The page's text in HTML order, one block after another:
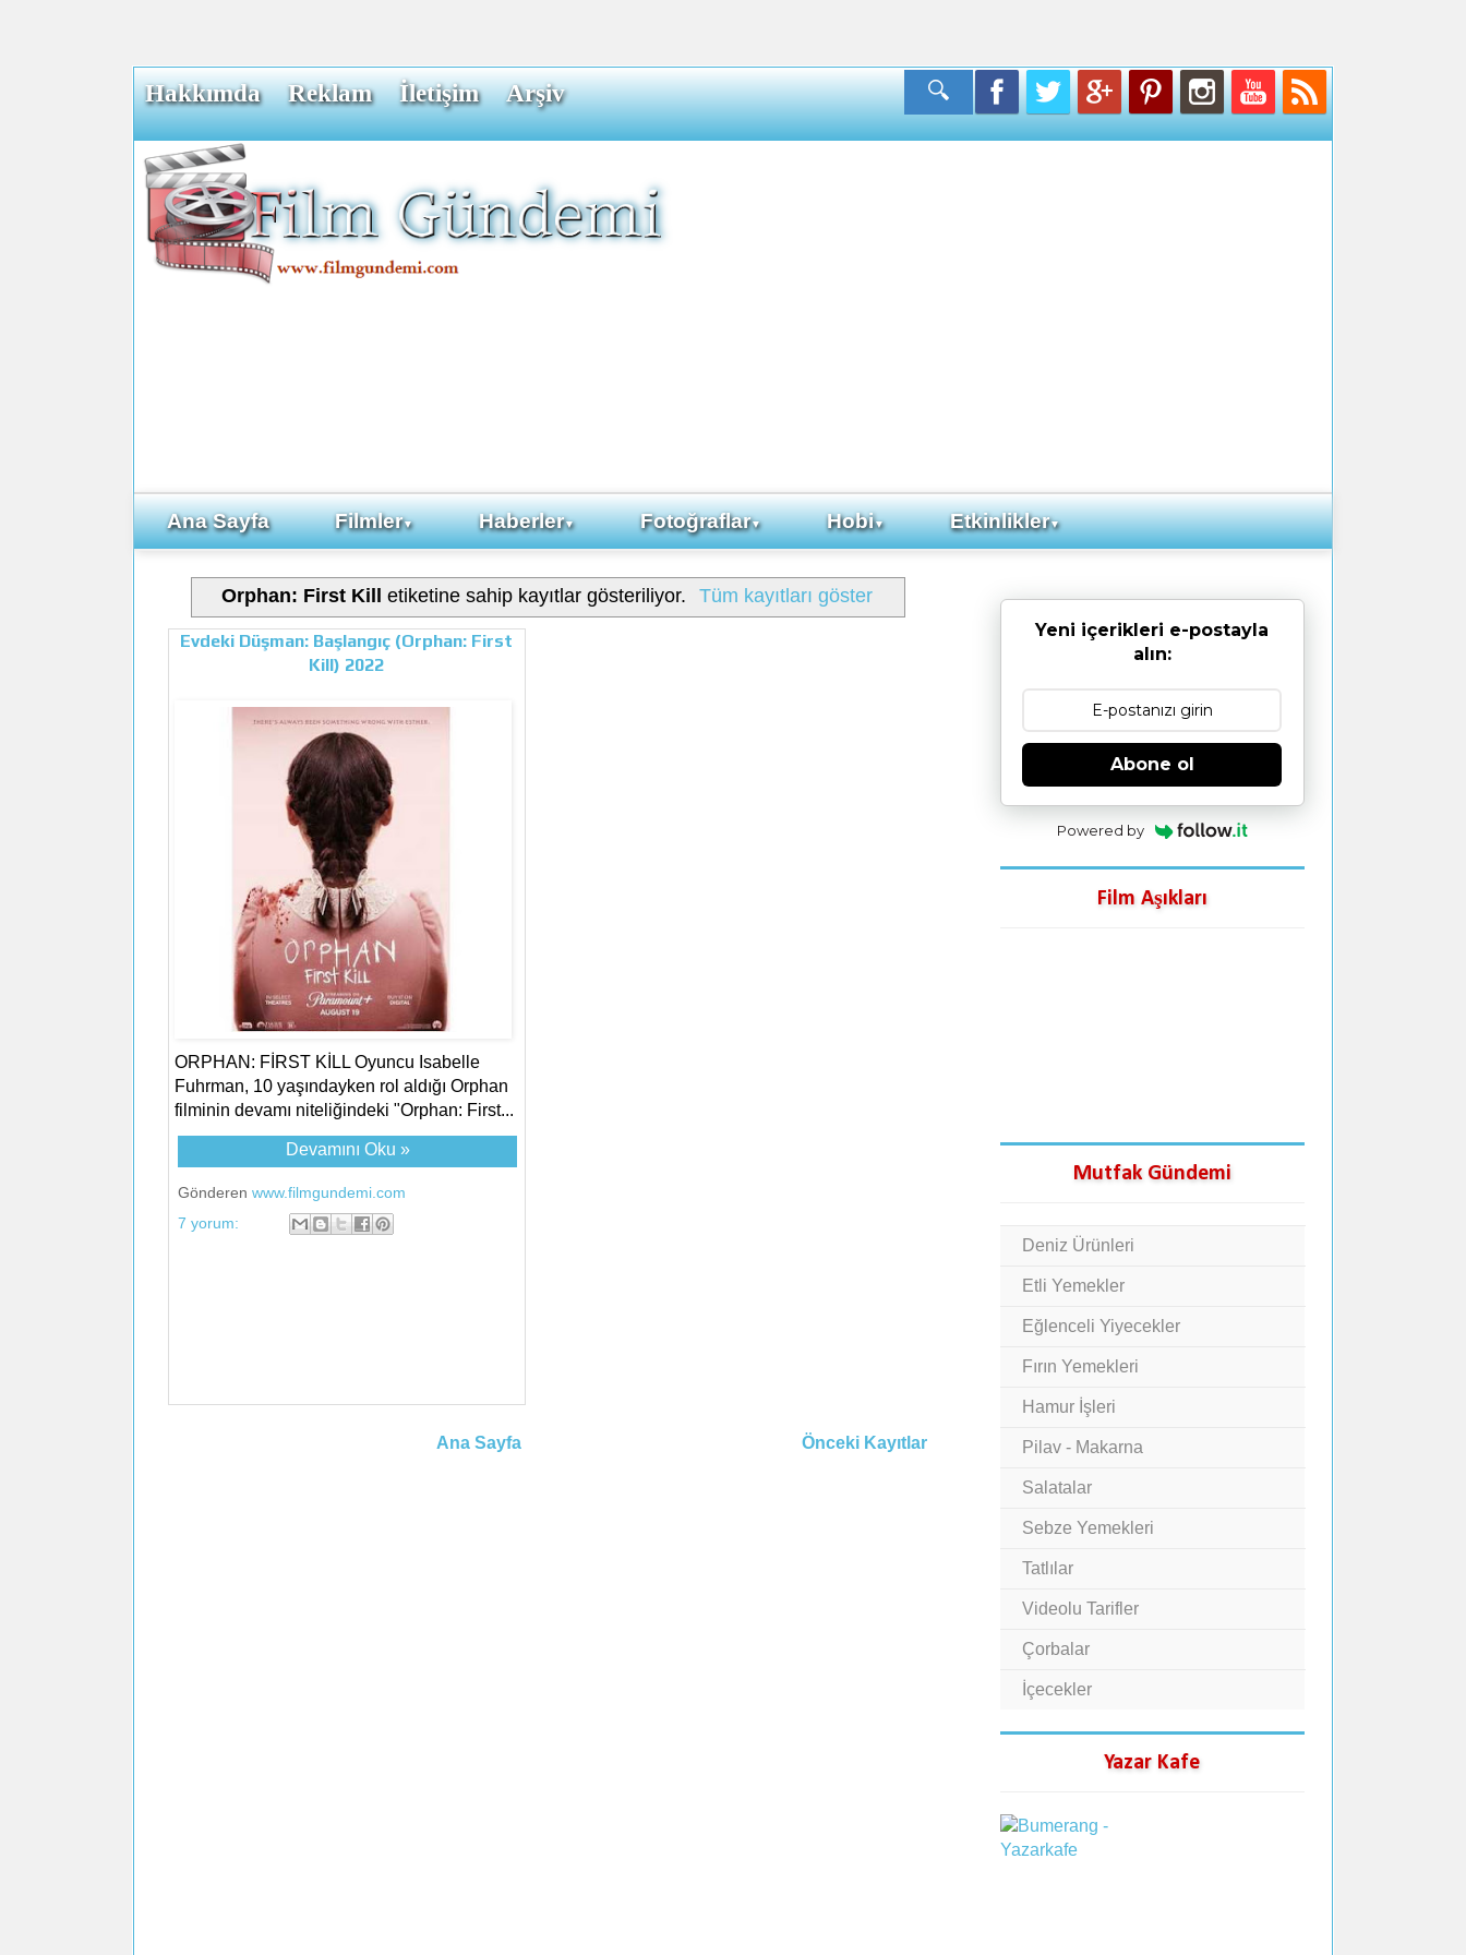
Hakkımda Reklam İletişim Arşiv
Ana Sayfa Filmler▼ Haberler▼ Fotoğraflar▼ Hobi▼ Etkinlikler▼
Orphan: First Kill etiketine sahip kayıtlar gösteriliyor. Tüm kayıtları göster
Evdeki Düşman: Başlangıç (Orphan: First
Kill) 2022
ORPHAN: FİRST KİLL Oyuncu Isabelle
Fuhrman, 10 yaşındayken rol aldığı Orphan
filminin devamı niteliğindeki "Orphan: First...
Devamını Oku »
Gönderen www.filmgundemi.com
7 yorum:
Önceki Kayıtlar
Ana Sayfa
Yeni içerikleri e-postayla
alın:
Abone ol
Powered by
Film Aşıkları
Mutfak Gündemi
Deniz Ürünleri
Etli Yemekler
Eğlenceli Yiyecekler
Fırın Yemekleri
Hamur İşleri
Pilav - Makarna
Salatalar
Sebze Yemekleri
Tatlılar
Videolu Tarifler
Çorbalar
İçecekler
Yazar Kafe